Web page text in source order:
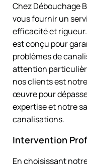
Chez Débouchage
vous fournir un
efficacité et
est conçu pour
problèmes de
attention
nos clients est
œuvre pour
expertise et notre
canalisations.
Intervention
En choisissant